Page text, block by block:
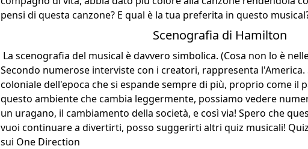
pensi di questa canzone? E qual è la tua preferita in questo
Scenografia di Hamilton
La scenografia del musical è davvero simbolica. (Cosa non lo è
Secondo numerose interviste con i creatori, rappresenta
coloniale dell'epoca che si espande sempre di più, proprio come il
questo ambiente che cambia leggermente, possiamo vedere
un uragano, il cambiamento della società, e così via! Spero che
vuoi continuare a divertirti, posso suggerirti altri quiz musicali!
sui One Direction